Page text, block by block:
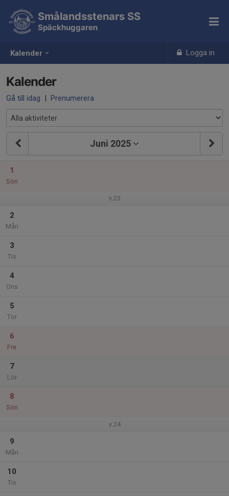
Kalender Logga in
Smålandsstenars SS
Späckhuggaren
Kalender
Gå till idag | Prenumerera
Juni 2025
1
Sön
v.23
2
Mån
3
Tis
4
Ons
5
Tor
6
Fre
7
Lör
8
Sön
v.24
9
Mån
10
Tis